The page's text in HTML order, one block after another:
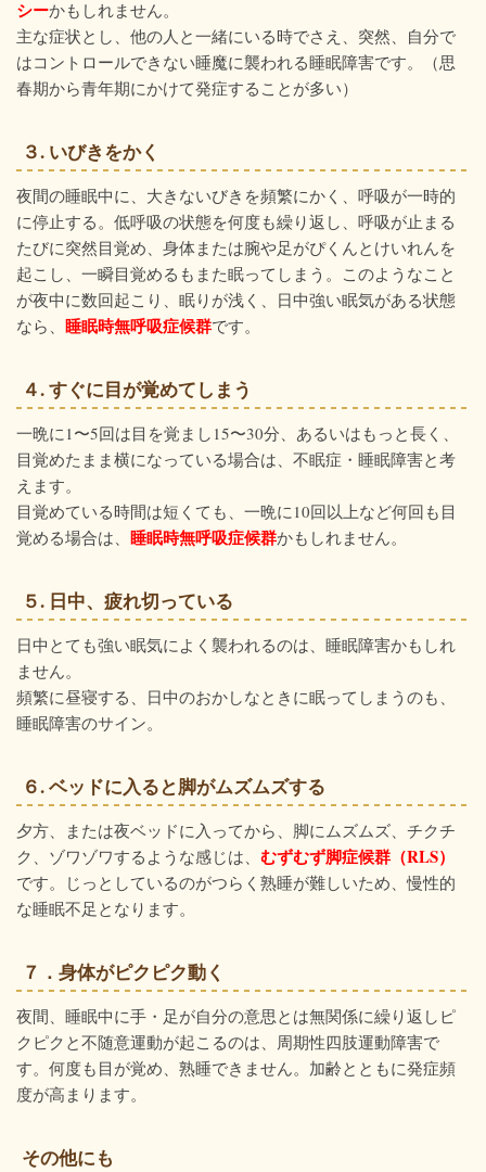
シーかもしれません。
主な症状とし、他の人と一緒にいる時でさえ、突然、自分で
はコントロールできない睡魔に襲われる睡眠障害です。（思
春期から青年期にかけて発症することが多い）
３. いびきをかく
夜間の睡眠中に、大きないびきを頻繁にかく、呼吸が一時的
に停止する。低呼吸の状態を何度も繰り返し、呼吸が止まる
たびに突然目覚め、身体または腕や足がぴくんとけいれんを
起こし、一瞬目覚めるもまた眠ってしまう。このようなこと
が夜中に数回起こり、眠りが浅く、日中強い眠気がある状態
なら、 睡眠時無呼吸症候群です。
４. すぐに目が覚めてしまう
一晩に1〜5回は目を覚まし15〜30分、あるいはもっと長く、
目覚めたまま横になっている場合は、不眠症・睡眠障害と考
えます。
目覚めている時間は短くても、一晩に10回以上など何回も目
覚める場合は、 睡眠時無呼吸症候群かもしれません。
５. 日中、疲れ切っている
日中とても強い眠気によく襲われるのは、睡眠障害かもしれ
ません。
頻繁に昼寝する、日中のおかしなときに眠ってしまうのも、
睡眠障害のサイン。
６. ベッドに入ると脚がムズムズする
夕方、または夜ベッドに入ってから、脚にムズムズ、チクチ
ク、ゾワゾワするような感じは、 むずむず脚症候群（RLS）
です。じっとしているのがつらく熟睡が難しいため、慢性的
な睡眠不足となります。
７．身体がピクピク動く
夜間、睡眠中に手・足が自分の意思とは無関係に繰り返しピ
クピクと不随意運動が起こるのは、周期性四肢運動障害で
す。何度も目が覚め、熟睡できません。加齢とともに発症頻
度が高まります。
その他にも